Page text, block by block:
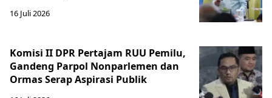
16 Juli 2026
Komisi II DPR Pertajam RUU Pemilu,
Gandeng Parpol Nonparlemen dan
Ormas Serap Aspirasi Publik